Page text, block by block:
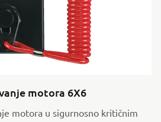
motora 6X6
motora u sigurnosno kritičnim